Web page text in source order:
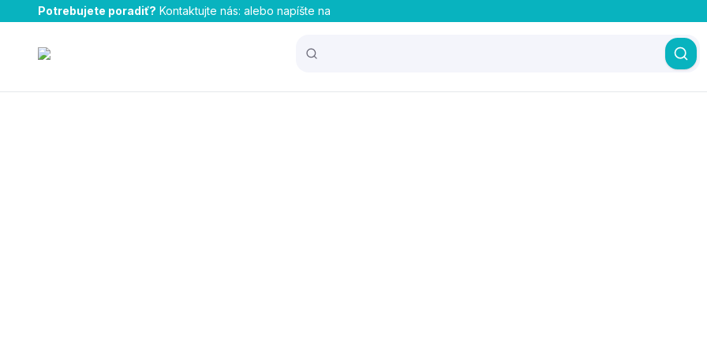
Potrebujete poradiť? Kontaktujte nás: alebo napíšte na